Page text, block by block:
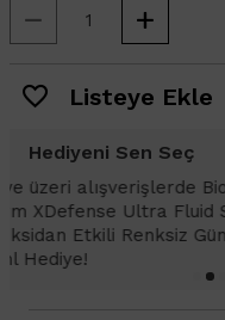
Listeye Ekle
Hediyeni Sen Seç
1000 TL ve üzeri
Bioderma Photoderm
Fluid SPF 50+
Kremi Light 2ml hediye!